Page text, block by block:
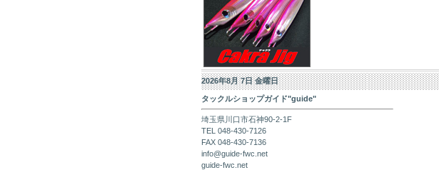
2026年8月 7日 金曜日
タックルショップガイド"guide"
埼玉県川口市石神90-2-1F
TEL 048-430-7126
FAX 048-430-7136
info@guide-fwc.net
guide-fwc.net